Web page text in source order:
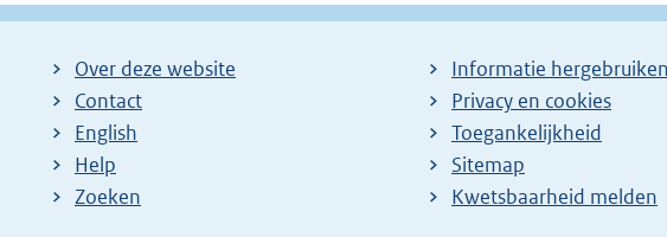
Over deze website
Contact
English
Help
Zoeken
Informatie hergebruiken
Privacy en cookies
Toegankelijkheid
Sitemap
E
Kwetsbaarheid melden